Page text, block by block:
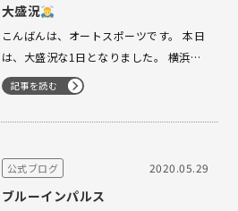
大盛況
こんばんは、オートスポーツです。 本日
は、大盛況な1日となりました。 横浜フ
ァクトリーには、N様がご来店 930
MIZWAクラブスポーツ とても気に入って
頂きありがとうございます。 引き続きよ
てご…
記事を読む
公式ブログ 2020.05.29
ブルーインパルス